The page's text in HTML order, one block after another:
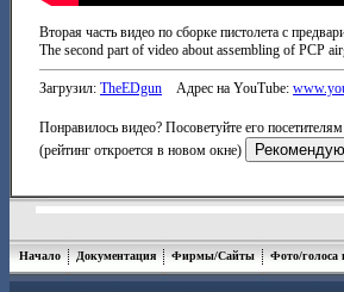
Вторая часть видео по сборке пистолета с
The second part of video about assembling of PCP
Загрузил: TheEDgun Адрес на YouTube:
Понравилось видео? Посоветуйте его посетителям
(рейтинг откроется в новом окне)
Начало Документация Фирмы/Сайты Фото/голоса